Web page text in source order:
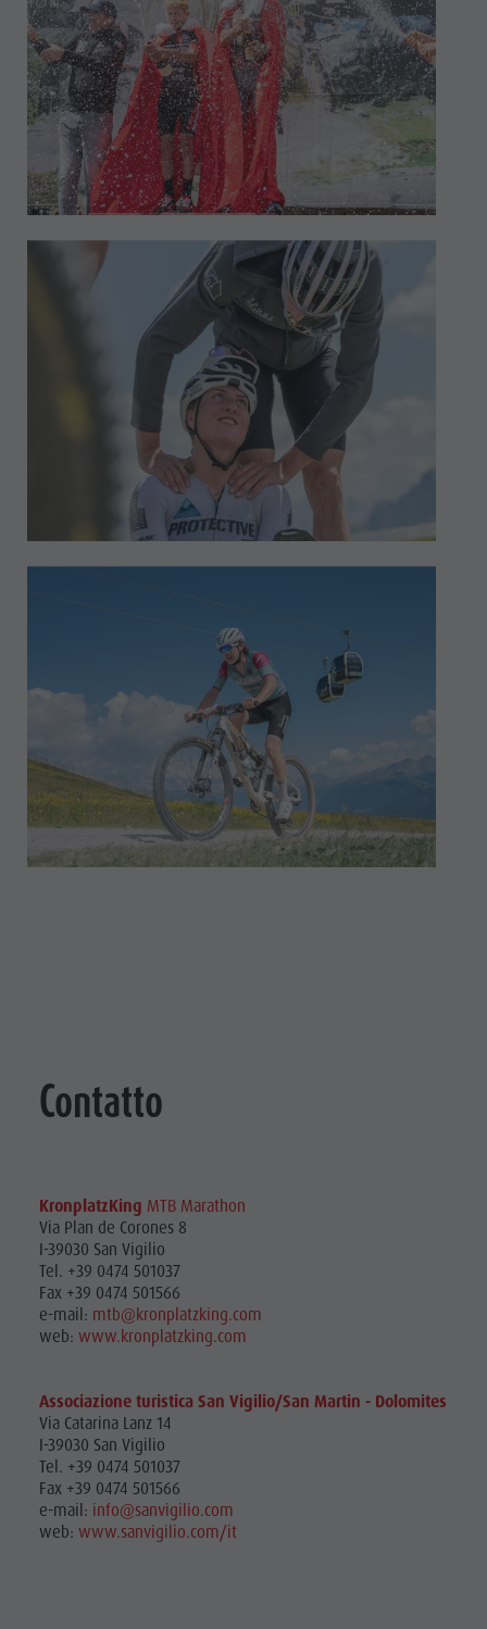
Contatto
KronplatzKing MTB Marathon
Via Plan de Corones 8
I-39030 San Vigilio
Tel. +39 0474 501037
Fax +39 0474 501566
e-mail: mtb@kronplatzking.com
web: www.kronplatzking.com
Associazione turistica San Vigilio/San Martin - Dolomites
Via Catarina Lanz 14
I-39030 San Vigilio
Tel. +39 0474 501037
Fax +39 0474 501566
e-mail: info@sanvigilio.com
web: www.sanvigilio.com/it